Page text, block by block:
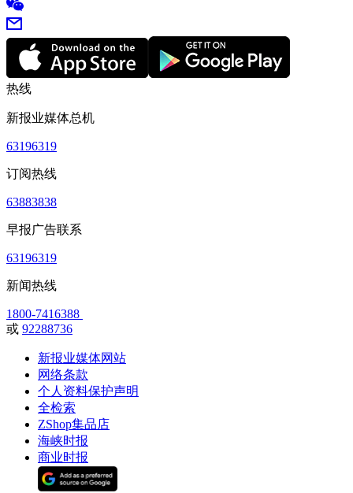
热线
新报业媒体总机
63196319
订阅热线
63883838
早报广告联系
63196319
新闻热线
1800-7416388
或 92288736
新报业媒体网站
网络条款
个人资料保护声明
全检索
ZShop集品店
海峡时报
商业时报